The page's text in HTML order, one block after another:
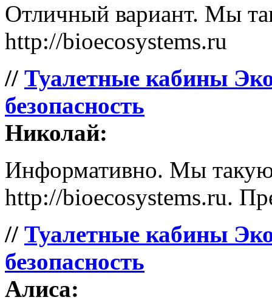
Отличный вариант. Мы
http://bioecosystems.ru
// Туалетные кабины
безопасность
Николай:
Информативно. Мы такую
http://bioecosystems.ru.
// Туалетные кабины
безопасность
Алиса: